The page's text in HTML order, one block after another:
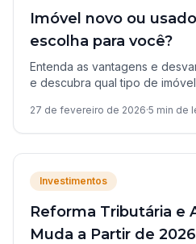
Imóvel novo ou
escolha para você?
Entenda as vantagens e
e descubra qual tipo de imóvel
27 de fevereiro de 2026·5 min de
Investimentos
Reforma Tributária e
Muda a Partir de 2026